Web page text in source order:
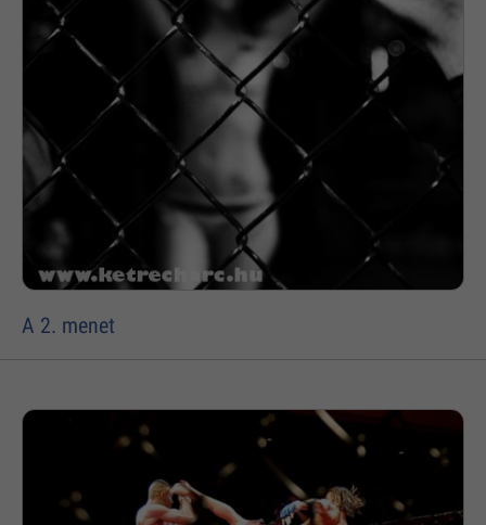
A 2. menet